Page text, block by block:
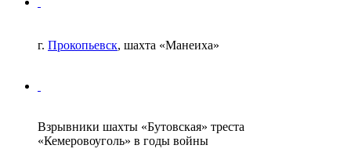
г. Прокопьевск, шахта «Манеиха»
Взрывники шахты «Бутовская» треста
«Кемеровоуголь» в годы войны